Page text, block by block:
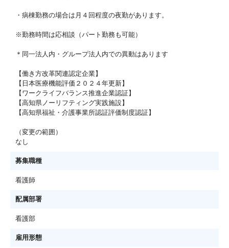
・病棟勤務の場合は月４回程度の夜勤があります。
※勤務時間は応相談（パート勤務も可能）
＊同一法人内・グループ法人内での異動はあります
【働き方改革関連認定企業】
【日本医療機能評価２０２４年更新】
【ワークライフバランス推進企業認証】
【高知県ノーリフティング実践施設】
【高知県福祉・介護事業所認証評価制度認証】
（変更の範囲）
なし
募集職種
看護師
配属部署
看護部
雇用形態